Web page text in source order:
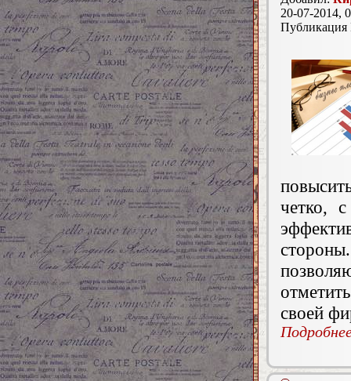
20-07-2014,
четко,
своей